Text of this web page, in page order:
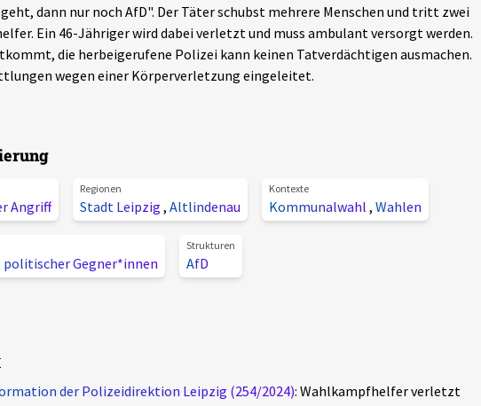
dann nur noch AfD". Der Täter schubst mehrere Menschen und tritt zwei
Ein 46-Jähriger wird dabei verletzt und muss ambulant versorgt werden.
die herbeigerufene Polizei kann keinen Tatverdächtigen ausmachen.
wegen einer Körperverletzung eingeleitet.
Angriff
Regionen
Stadt Leipzig , Altlindenau
Kontexte
Kommunalwahl , Wahlen
politischer Gegner*innen
Strukturen
AfD
der Polizeidirektion Leipzig (254/2024): Wahlkampfhelfer verletzt